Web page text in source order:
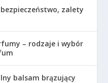
zalety
– rodzaje i wybór
balsam brązujący